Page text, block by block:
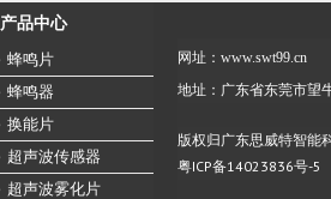
产品中心
蜂鸣片
蜂鸣器
换能片
超声波传感器
超声波雾化片
网址：www.swt99.cn
地址：广东省东莞市望
版权归广东思威特智能
粤ICP备14023836号-5